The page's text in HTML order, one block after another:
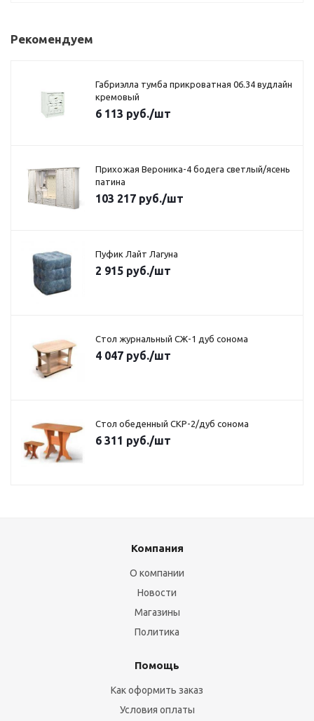
Рекомендуем
Габриэлла тумба прикроватная 06.34 вудлайн
кремовый
6 113 руб./шт
Прихожая Вероника-4 бодега светлый/ясень
патина
103 217 руб./шт
Пуфик Лайт Лагуна
2 915 руб./шт
Стол журнальный СЖ-1 дуб сонома
4 047 руб./шт
Стол обеденный СКР-2/дуб сонома
6 311 руб./шт
Компания
О компании
Новости
Магазины
Политика
Помощь
Как оформить заказ
Условия оплаты